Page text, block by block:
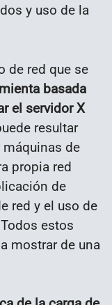
y uso de la
de red que se
basada
el servidor X
resultar
de
propia red
de
red y el uso de
estos
mostrar de una